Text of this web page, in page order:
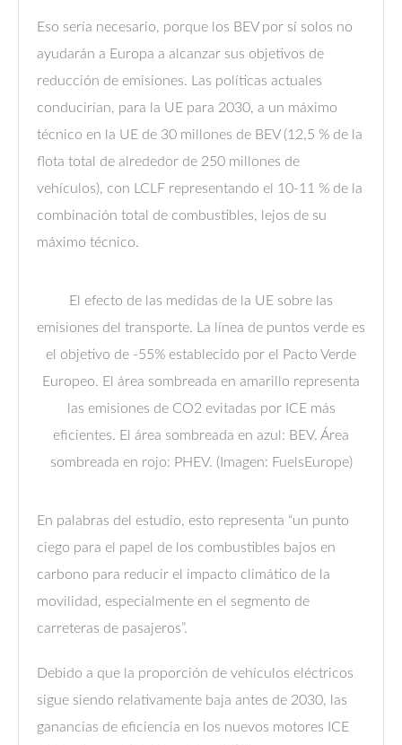
Eso sería necesario, porque los BEV por sí solos no
ayudarán a Europa a alcanzar sus objetivos de
reducción de emisiones. Las políticas actuales
conducirían, para la UE para 2030, a un máximo
técnico en la UE de 30 millones de BEV (12,5 % de la
flota total de alrededor de 250 millones de
vehículos), con LCLF representando el 10-11 % de la
combinación total de combustibles, lejos de su
máximo técnico.
El efecto de las medidas de la UE sobre las
emisiones del transporte. La línea de puntos verde es
el objetivo de -55% establecido por el Pacto Verde
Europeo. El área sombreada en amarillo representa
las emisiones de CO2 evitadas por ICE más
eficientes. El área sombreada en azul: BEV. Área
sombreada en rojo: PHEV. (Imagen: FuelsEurope)
En palabras del estudio, esto representa “un punto
ciego para el papel de los combustibles bajos en
carbono para reducir el impacto climático de la
movilidad, especialmente en el segmento de
carreteras de pasajeros”.
Debido a que la proporción de vehículos eléctricos
sigue siendo relativamente baja antes de 2030, las
ganancias de eficiencia en los nuevos motores ICE